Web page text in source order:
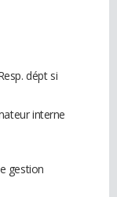
dépt si
interne
gestion